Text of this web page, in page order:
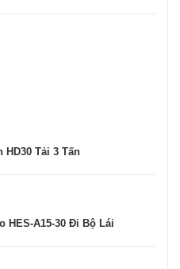
HD30 Tải 3 Tấn
HES-A15-30 Đi Bộ Lái